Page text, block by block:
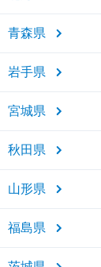
青森県
岩手県
宮城県
秋田県
山形県
福島県